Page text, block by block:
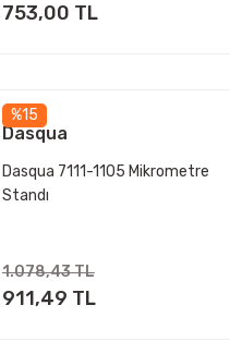
753,00 TL
%15
Dasqua
Dasqua 7111-1105 Mikrometre
Standı
1.078,43 TL
911,49 TL